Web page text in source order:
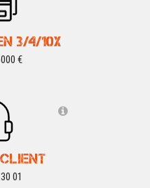
3/4/10X
€
01